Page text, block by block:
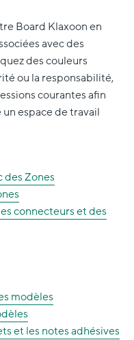
Board Klaxoon en
avec des
des couleurs
ou la responsabilité,
courantes afin
espace de travail
des Zones
connecteurs et des
modèles
et les notes adhésives